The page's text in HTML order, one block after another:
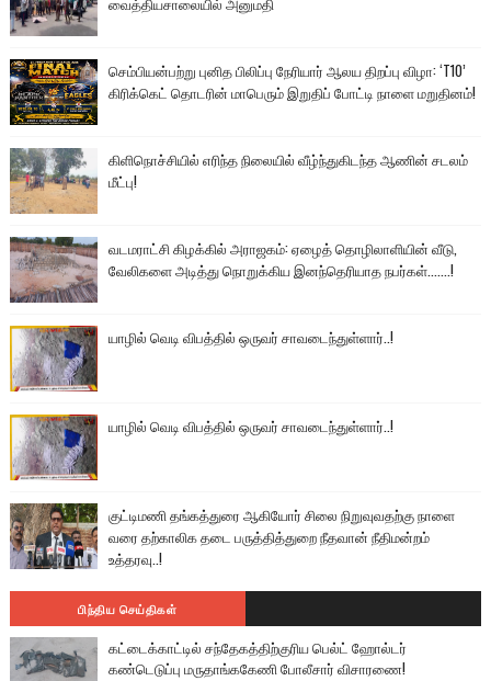
செம்பியன்பற்று புனித பிலிப்பு நேரியார் ஆலய திறப்பு விழா: ‘T10’
கிரிக்கெட் தொடரின் மாபெரும் இறுதிப் போட்டி நாளை மறுதினம்!
கிளிநொச்சியில் எரிந்த நிலையில் வீழ்ந்துகிடந்த ஆணின் சடலம்
மீட்பு!
வடமராட்சி கிழக்கில் அராஜகம்: ஏழைத் தொழிலாளியின் வீடு,
வேலிகளை அடித்து நொறுக்கிய இனந்தெரியாத நபர்கள்.......!
யாழில் வெடி விபத்தில் ஒருவர் சாவடைந்துள்ளார்..!
யாழில் வெடி விபத்தில் ஒருவர் சாவடைந்துள்ளார்..!
குட்டிமணி தங்கத்துரை ஆகியோர் சிலை நிறுவுவதற்கு நாளை
வரை தற்காலிக தடை பருத்தித்துறை நீதவான் நீதிமன்றம்
உத்தரவு..!
பிந்திய செய்திகள்
கட்டைக்காட்டில் சந்தேகத்திற்குரிய பெல்ட் ஹோல்டர்
கண்டெடுப்பு மருதாங்ககேணி போலீசார் விசாரணை!